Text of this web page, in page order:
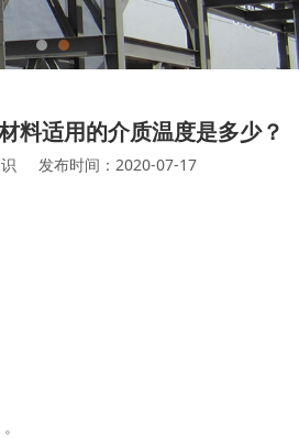
料适用的介质温度是多少？
发布时间：2020-07-17